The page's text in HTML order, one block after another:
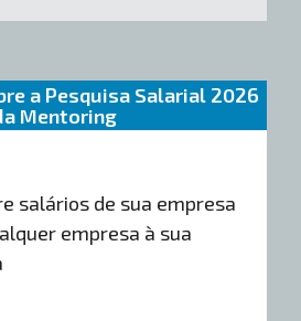
a Pesquisa Salarial 2026
Mentoring
salários de sua empresa
empresa à sua